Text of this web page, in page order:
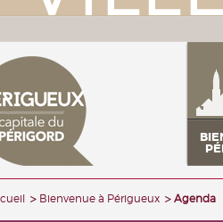
Bienvenue à Périgueux Agenda